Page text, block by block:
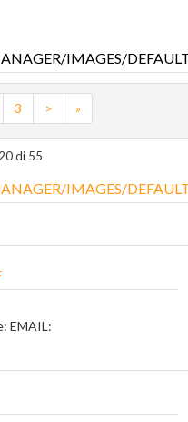
3 > »
di 55
EMAIL: